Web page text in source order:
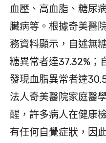
血壓、高血脂、糖尿
臟病等。根據奇美醫
務資料顯示，自述無
糖異常者達37.32%；
發現血脂異常者達
法人奇美醫院家庭醫
醒，許多病人在健康
有任何自覺症狀，因